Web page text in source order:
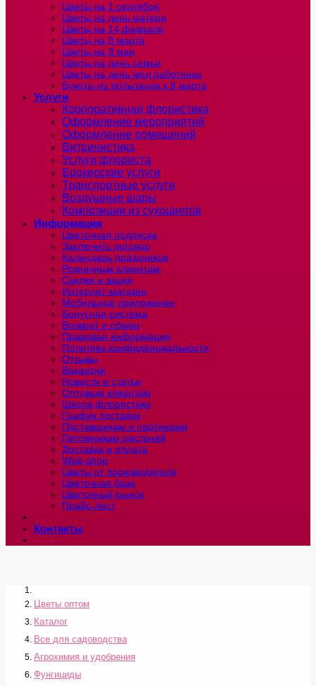
Цветы на 1 сентября
Цветы на день матери
Цветы на 14 февраля
Цветы на 8 марта
Цветы на 9 мая
Цветы на день семьи
Цветы на день мед.работника
Букеты из тюльпанов к 8 марта
Услуги
Корпоративная флористика
Оформление мероприятий
Оформление помещений
Витринистика
Услуги флориста
Брокерские услуги
Транспортные услуги
Воздушные шары
Композиции из сухоцветов
Информация
Цветочная подписка
Заключить договор
Календарь праздников
Розничным клиентам
Скидки и акции
Интернет-магазин
Мобильное приложение
Бонусная система
Возврат и обмен
Правовая информация
Политика конфиденциальности
Отзывы
Вакансии
Новости и статьи
Оптовым клиентам
Школа флористики
График поставок
Поставщикам и партнерам
Питомникам растений
Доставка и оплата
Web-shop
Цветы от производителя
Цветочная база
Цветочный рынок
Прайс-лист
Контакты
Цветы оптом
Каталог
Все для садоводства
Агрохимия и удобрения
Фунгициды